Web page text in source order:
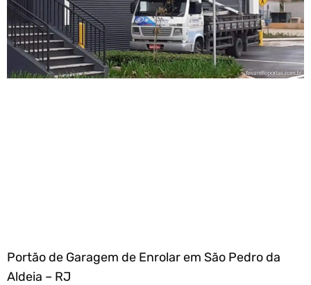
Portão de Garagem de Enrolar em São Pedro da
Aldeia – RJ